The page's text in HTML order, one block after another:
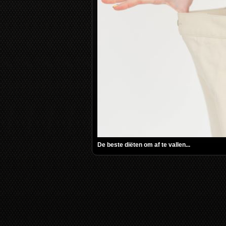
De beste diëten om af te vallen...